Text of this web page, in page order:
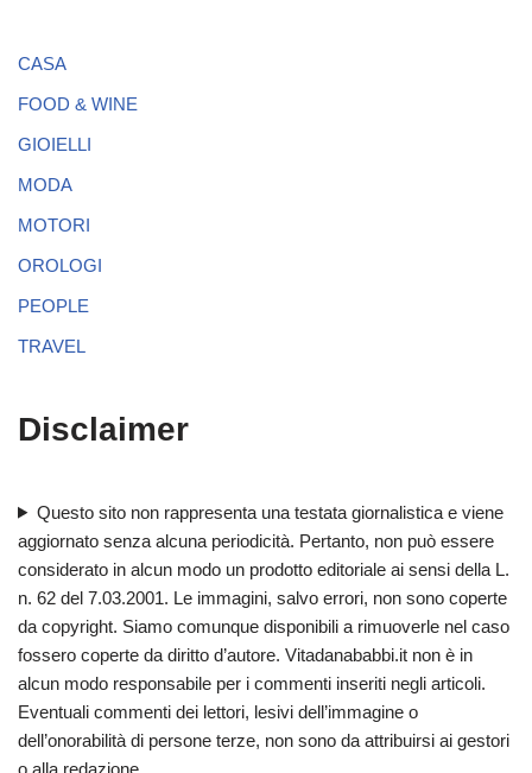
CASA
FOOD & WINE
GIOIELLI
MODA
MOTORI
OROLOGI
PEOPLE
TRAVEL
Disclaimer
Questo sito non rappresenta una testata giornalistica e viene
aggiornato senza alcuna periodicità. Pertanto, non può essere
considerato in alcun modo un prodotto editoriale ai sensi della L.
n. 62 del 7.03.2001. Le immagini, salvo errori, non sono coperte
da copyright. Siamo comunque disponibili a rimuoverle nel caso
fossero coperte da diritto d’autore. Vitadanababbi.it non è in
alcun modo responsabile per i commenti inseriti negli articoli.
Eventuali commenti dei lettori, lesivi dell’immagine o
dell’onorabilità di persone terze, non sono da attribuirsi ai gestori
o alla redazione.